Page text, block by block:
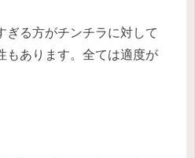
ぎる方がチンチラに対して
もあります。全ては適度が